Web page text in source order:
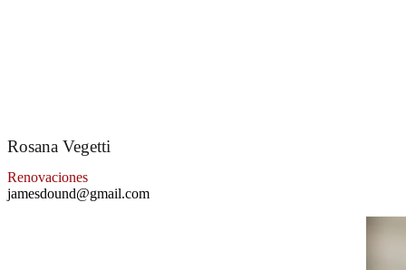
Rosana Vegetti
Renovaciones
jamesdound@gmail.com